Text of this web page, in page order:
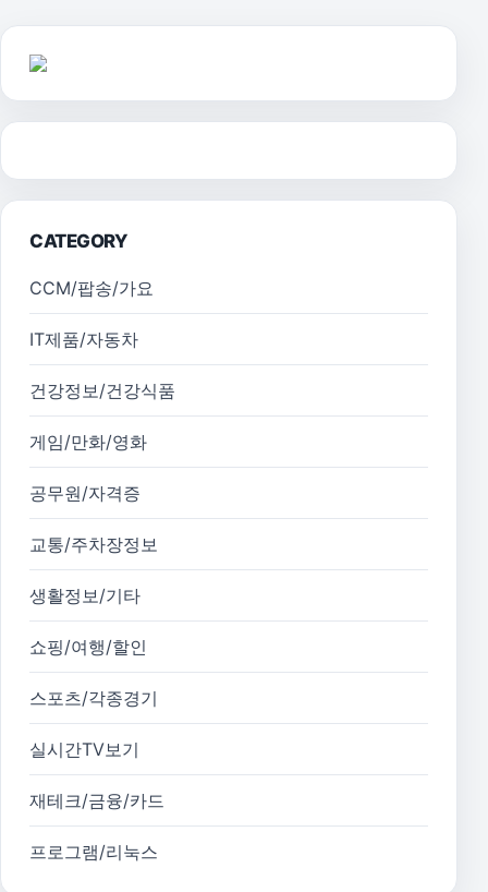
CATEGORY
CCM/팝송/가요
IT제품/자동차
건강정보/건강식품
게임/만화/영화
공무원/자격증
교통/주차장정보
생활정보/기타
쇼핑/여행/할인
스포츠/각종경기
실시간TV보기
재테크/금융/카드
프로그램/리눅스